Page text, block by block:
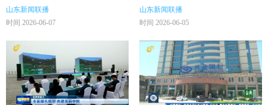
山东新闻联播
时间 2026-06-07
山东新闻联播
时间 2026-06-05